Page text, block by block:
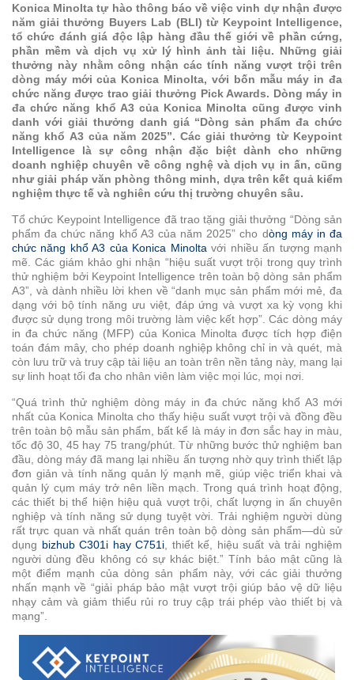
mềm
xử
lý
tài
liệu
Phần
mềm
Dispatcher
Phoenix
Dịch
vụ
quản
lý
cơ
sở
hạ
tầng
Dịch
vụ
theo
yêu
cầu
Nền
tảng
CyberSecure
Giải
pháp
bảo
mật
đầu
Bộ
Konica Minolta tự hào thông báo về việc vinh dự nhận được
năm giải thưởng Buyers Lab (BLI) từ Keypoint Intelligence,
tổ chức đánh giá độc lập hàng đầu thế giới về phần cứng,
phần mềm và dịch vụ xử lý hình ảnh tài liệu. Những giải
thưởng này nhằm công nhận các tính năng vượt trội trên
dòng máy mới của Konica Minolta, với bốn mẫu máy in đa
chức năng được trao giải thưởng Pick Awards. Dòng máy in
đa chức năng khổ A3 của Konica Minolta cũng được vinh
danh với giải thưởng danh giá “Dòng sản phẩm đa chức
năng khổ A3 của năm 2025”. Các giải thưởng từ Keypoint
Intelligence là sự công nhận đặc biệt dành cho những
doanh nghiệp chuyên về công nghệ và dịch vụ in ấn, cũng
như giải pháp văn phòng thông minh, dựa trên kết quả kiểm
nghiệm thực tế và nghiên cứu thị trường chuyên sâu.
Tổ chức Keypoint Intelligence đã trao tặng giải thưởng “Dòng sản
phẩm đa chức năng khổ A3 của năm 2025” cho dòng máy in đa
chức năng khổ A3 của Konica Minolta với nhiều ấn tượng mạnh
mẽ. Các giám khảo ghi nhận “hiệu suất vượt trội trong quy trình
thử nghiệm bởi Keypoint Intelligence trên toàn bộ dòng sản phẩm
A3”, và dành nhiều lời khen về “danh mục sản phẩm mới mẻ, đa
dạng với bộ tính năng ưu việt, đáp ứng và vượt xa kỳ vọng khi
được sử dụng trong môi trường làm việc kết hợp”. Các dòng máy
in đa chức năng (MFP) của Konica Minolta được tích hợp điện
toán đám mây, cho phép doanh nghiệp không chỉ in và quét, mà
còn lưu trữ và truy cập tài liệu an toàn trên nền tảng này, mang lại
sự linh hoạt tối đa cho nhân viên làm việc mọi lúc, mọi nơi.
“Quá trình thử nghiệm dòng máy in đa chức năng khổ A3 mới
nhất của Konica Minolta cho thấy hiệu suất vượt trội và đồng đều
trên toàn bộ mẫu sản phẩm, bất kể là máy in đơn sắc hay in màu,
tốc độ 30, 45 hay 75 trang/phút. Từ những bước thử nghiệm ban
đầu, dòng máy đã mang lại nhiều ấn tượng nhờ quy trình thiết lập
đơn giản và tính năng quản lý mạnh mẽ, giúp việc triển khai và
quản lý cụm máy trở nên liền mạch. Trong quá trình hoạt động,
các thiết bị thể hiện hiệu quả vượt trội, chất lượng in ấn chuyên
nghiệp và tính năng sử dụng tuyệt vời. Trải nghiệm người dùng
rất trực quan và nhất quán trên toàn bộ dòng sản phẩm—dù sử
dụng bizhub C301i hay C751i , thiết kế, hiệu suất và trải nghiệm
người dùng đều không có sự khác biệt.” Tính bảo mật cũng là
một điểm mạnh của dòng sản phẩm này, với các giải thưởng
nhấn mạnh về “giải pháp bảo mật vượt trội giúp bảo vệ dữ liệu
nhạy cảm và giảm thiểu rủi ro truy cập trái phép vào thiết bị và
mạng”.